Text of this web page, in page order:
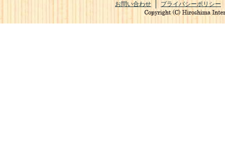
お問い合わせ プライバシーポリシー